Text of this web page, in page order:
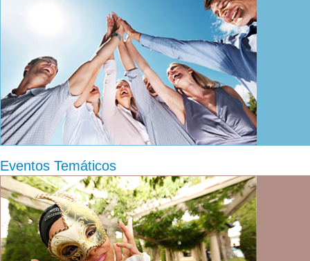
Eventos Temáticos